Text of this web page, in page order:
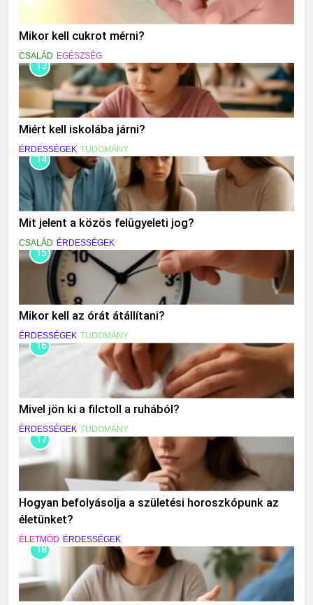
Mikor kell cukrot mérni?
CSALÁD EGÉSZSÉG
13
Miért kell iskolába járni?
ÉRDESSÉGEK TUDOMÁNY
14
Mit jelent a közös felügyeleti jog?
CSALÁD ÉRDESSÉGEK
15
Mikor kell az órát átállítani?
ÉRDESSÉGEK TUDOMÁNY
16
Mivel jön ki a filctoll a ruhából?
ÉRDESSÉGEK TUDOMÁNY
17
Hogyan befolyásolja a születési horoszkópunk az
életünket?
ÉLETMÓD ÉRDESSÉGEK
18